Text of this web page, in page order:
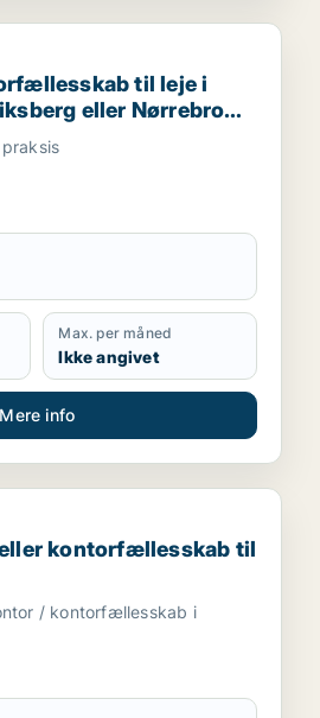
eller klinikfællesskab til leje i
til leje i Vesterbro,
til leje i
eller Nørrebro
Max. per måned
Ikke angivet
Mere info
kontorfællesskab til leje i
kontorfællesskab til
/ kontorfællesskab i